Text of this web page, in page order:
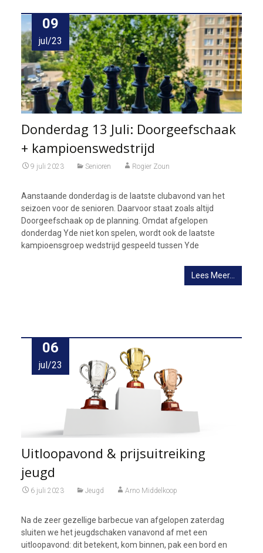
09
jul/23
Donderdag 13 Juli: Doorgeefschaak
+ kampioenswedstrijd
9 juli 2023 Senioren Rogier Zoun
Aanstaande donderdag is de laatste clubavond van het
seizoen voor de senioren. Daarvoor staat zoals altijd
Doorgeefschaak op de planning. Omdat afgelopen
donderdag Yde niet kon spelen, wordt ook de laatste
kampioensgroep wedstrijd gespeeld tussen Yde
Lees Meer…
06
jul/23
Uitloopavond & prijsuitreiking
jeugd
6 juli 2023 Jeugd Arno Middelkoop
Na de zeer gezellige barbecue van afgelopen zaterdag
sluiten we het jeugdschaken vanavond af met een
uitloopavond: dit betekent, kom binnen, pak een bord en